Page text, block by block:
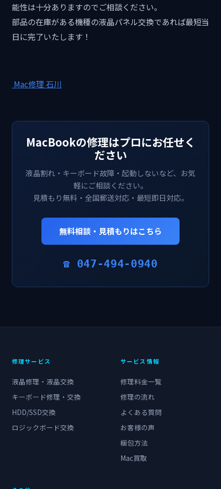
能性は十分ありますのでご相談ください。
部品の在庫がある機種の液晶パネル交換であれば最短当
日に完了いたします！
Mac修理 石川
MacBookの修理はプロにお任せく
ださい
液晶割れ・キーボード故障・起動しないなど、お気
軽にご相談ください。
見積もり無料・全国郵送対応・最短即日対応。
無料相談・見積もりはこちら
☎ 047-494-0940
修理サービス
液晶修理・液晶交換
キーボード修理・交換
HDD/SSD交換
ロジックボード交換
サービス情報
修理料金一覧
修理の流れ
よくある質問
お客様の声
梱包方法
Mac買取